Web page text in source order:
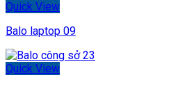
Quick View
Balo laptop 09
Quick View